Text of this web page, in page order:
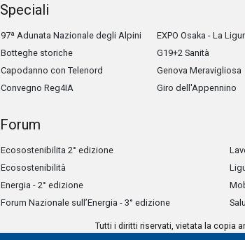
Speciali
97ª Adunata Nazionale degli Alpini
Botteghe storiche
Capodanno con Telenord
Convegno Reg4IA
EXPO Osaka - La
G19+2 Sanità
Genova Meravigliosa
Giro dell'Appennino
Forum
Ecosostenibilita 2° edizione
Ecosostenibilità
Energia - 2° edizione
Forum Nazionale sull’Energia - 3° edizione
Tutti i diritti riservati, vietata la copia